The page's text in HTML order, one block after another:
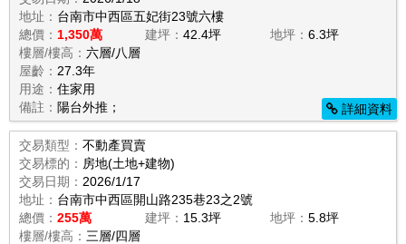
地址： 台南市中西區五妃街23號六樓
總價： 1,350萬 建坪： 42.4坪 地坪：6.3坪
樓層/樓高： 六層/八層
屋齡： 27.3年
用途： 住家用
備註： 陽台外推； 詳細資料
交易類型： 不動產買賣
交易標的： 房地(土地+建物)
交易日期： 2026/1/17
地址： 台南市中西區開山路235巷23之2號
總價： 255萬 建坪： 15.3坪 地坪：5.8坪
樓層/樓高： 三層/四層